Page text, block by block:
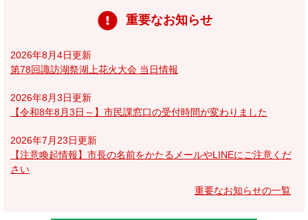
重要なお知らせ
2026年8月4日更新
第78回諏訪湖祭湖上花火大会 当日情報
2026年8月3日更新
【令和8年8月3日～】市民課窓口の受付時間が変わりました
2026年7月23日更新
【注意喚起情報】市長の名前をかたるメールやLINEにご注意くだ
さい
重要なお知らせの一覧